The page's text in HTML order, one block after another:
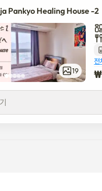
5분
병원 차로 5분
의 가능합니다!
Pankyo Healing House -2
19
전
₩